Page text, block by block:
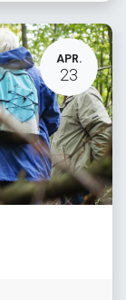
APR.
23